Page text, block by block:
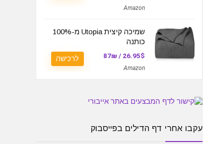
Amazon
שמיכה קיצית Utopia מ-100%
כותנה
26.95$ / 87₪
Amazon
לרכישה
עקבו אחרי דף הדילים בפייסבוק